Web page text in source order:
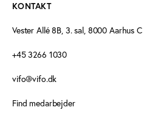
KONTAKT
Vester Allé 8B, 3. sal, 8000 Aarhus C
+45 3266 1030
vifo@vifo.dk
Find medarbejder